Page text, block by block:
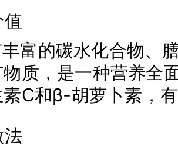
富的碳水化合物、
质，是一种营养全
C和β-胡萝卜素，
法